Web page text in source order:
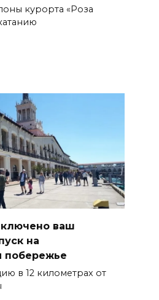
курорта «Роза
ваш
на
побережье
в 12 километрах от